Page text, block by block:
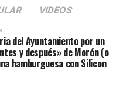
VIDEOS
del Ayuntamiento por un
y después» de Morón (o
hamburguesa con Silicon